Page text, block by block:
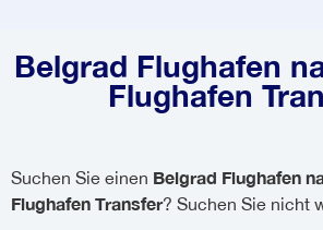
Belgrad Flughafen
Flughafen
Suchen Sie einen Belgrad Flughafen
Flughafen Transfer? Suchen Sie nicht